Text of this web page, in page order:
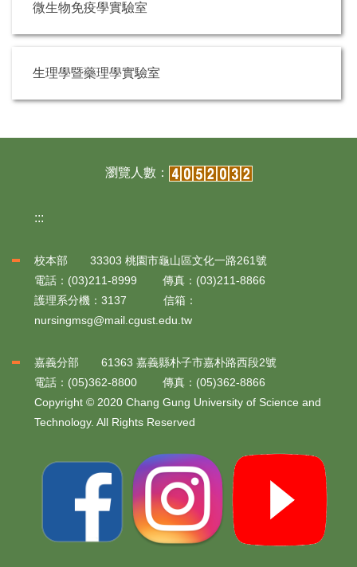
微生物免疫學實驗室
生理學暨藥理學實驗室
:::
校本部 33303 桃園市龜山區文化一路261號
電話：(03)211-8999 傳真：(03)211-8866
護理系分機：3137 信箱：
nursingmsg@mail.cgust.edu.tw
嘉義分部 61363 嘉義縣朴子市嘉朴路西段2號
電話：(05)362-8800 傳真：(05)362-8866
Copyright © 2020 Chang Gung University of Science and
Technology. All Rights Reserved